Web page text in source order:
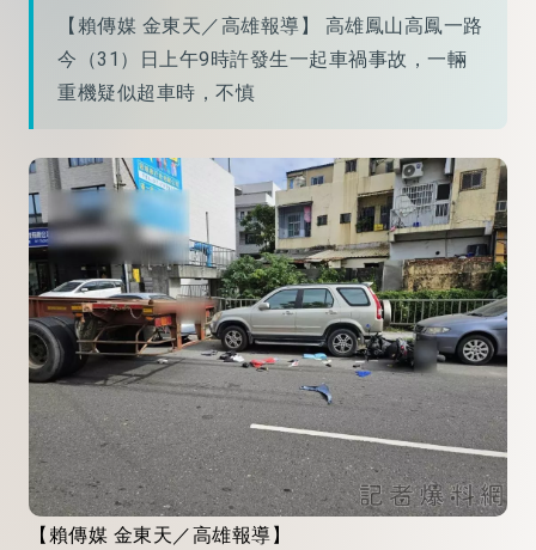
【賴傳媒 金東天／高雄報導】 高雄鳳山高鳳一路
今（31）日上午9時許發生一起車禍事故，一輛
重機疑似超車時，不慎
【賴傳媒 金東天／高雄報導】